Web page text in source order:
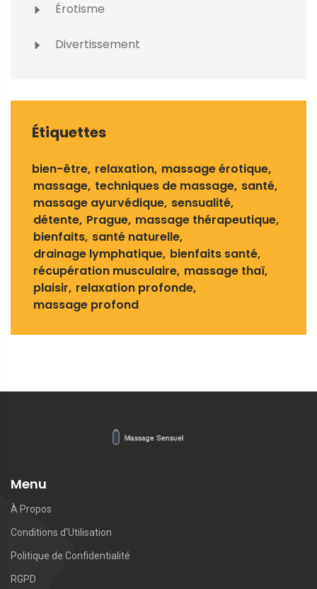
Érotisme
Divertissement
Étiquettes
bien-être relaxation massage érotique
massage techniques de massage santé
massage ayurvédique sensualité
détente Prague massage thérapeutique
bienfaits santé naturelle
drainage lymphatique bienfaits santé
récupération musculaire massage thaï
plaisir relaxation profonde
massage profond
Menu
À Propos
Conditions d'Utilisation
Politique de Confidentialité
RGPD